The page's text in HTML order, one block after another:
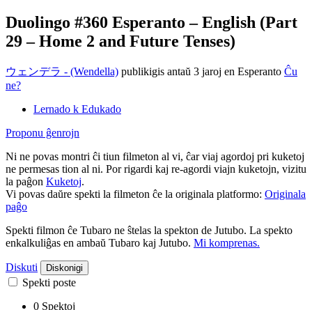
Duolingo #360 Esperanto – English (Part
29 – Home 2 and Future Tenses)
ウェンデラ - (Wendella) publikigis antaŭ 3 jaroj en Esperanto Ĉu
ne?
Lernado k Edukado
Proponu ĝenrojn
Ni ne povas montri ĉi tiun filmeton al vi, ĉar viaj agordoj pri kuketoj
ne permesas tion al ni. Por rigardi kaj re-agordi viajn kuketojn, vizitu
la paĝon Kuketoj.
Vi povas daŭre spekti la filmeton ĉe la originala platformo: Originala
paĝo
Spekti filmon ĉe Tubaro ne ŝtelas la spekton de Jutubo. La spekto
enkalkuliĝas en ambaŭ Tubaro kaj Jutubo. Mi komprenas.
Diskuti Diskonigi
Spekti poste
0 Spektoj